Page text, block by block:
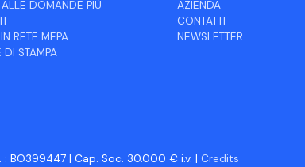
ALLE DOMANDE PIÙ
RETE MEPA
DI STAMPA
AZIENDA
CONTATTI
NEWSLETTER
: BO399447 | Cap. Soc. 30.000 € i.v. | Credits